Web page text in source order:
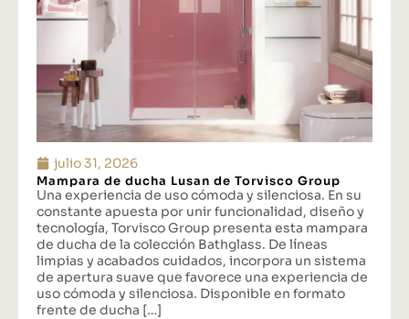
julio 31, 2026
Mampara de ducha Lusan de Torvisco Group
Una experiencia de uso cómoda y silenciosa. En su
constante apuesta por unir funcionalidad, diseño y
tecnología, Torvisco Group presenta esta mampara
de ducha de la colección Bathglass. De líneas
limpias y acabados cuidados, incorpora un sistema
de apertura suave que favorece una experiencia de
uso cómoda y silenciosa. Disponible en formato
frente de ducha […]